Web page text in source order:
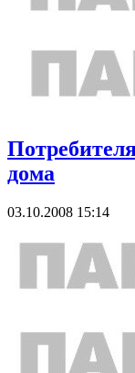
дома
03.10.2008 15:14